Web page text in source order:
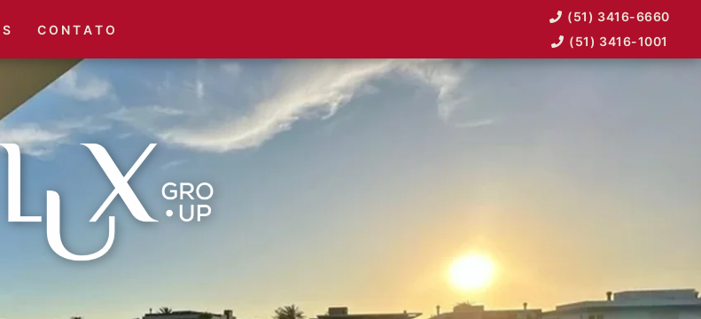
(51) 3416-6660
S C O N T A T O
(51) 3416-6660
(51) 3416-1001